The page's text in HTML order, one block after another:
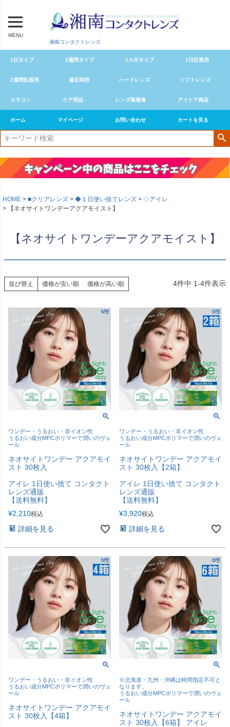
MENU
湘南コンタクトレンズ
1日タイプ 2週間タイプ 1カ月タイプ 1日乱視用
2週間乱視用 遠近両用 ハードレンズ ソフトレンズ
カラコン ケア用品 レンズ装着液 アイケア商品
ホーム マイページ お問い合わせ カートを見る
HOME ■クリアレンズ ◆１日使い捨てレンズ
◇アイレ
【ネオサイトワンデーアクアモイスト】
【ネオサイトワンデーアクアモイスト】
並び替え 価格が安い順 価格が高い順 4件中 1-4件表示
ワンデー・うるおい・非イオン性
うるおい成分MPCポリマーで潤いのヴェ
ール
ネオサイトワンデー アクアモイ
スト 30枚入
アイレ 1日使い捨て コンタクト
レンズ通販
【送料無料】
¥2,210税込
詳細を見る
ワンデー・うるおい・非イオン性
うるおい成分MPCポリマーで潤いのヴェ
ール
ネオサイトワンデー アクアモイ
スト 30枚入【2箱】
アイレ 1日使い捨て コンタクト
レンズ通販
【送料無料】
¥3,920税込
詳細を見る
ワンデー・うるおい・非イオン性
うるおい成分MPCポリマーで潤いのヴェ
ール
ネオサイトワンデー アクアモイ
スト 30枚入【4箱】
※北海道・九州・沖縄は時間指定不可と
なります。
うるおい成分MPCポリマーで潤いのヴェ
ール
ネオサイトワンデー アクアモイ
スト 30枚入【6箱】 アイレ